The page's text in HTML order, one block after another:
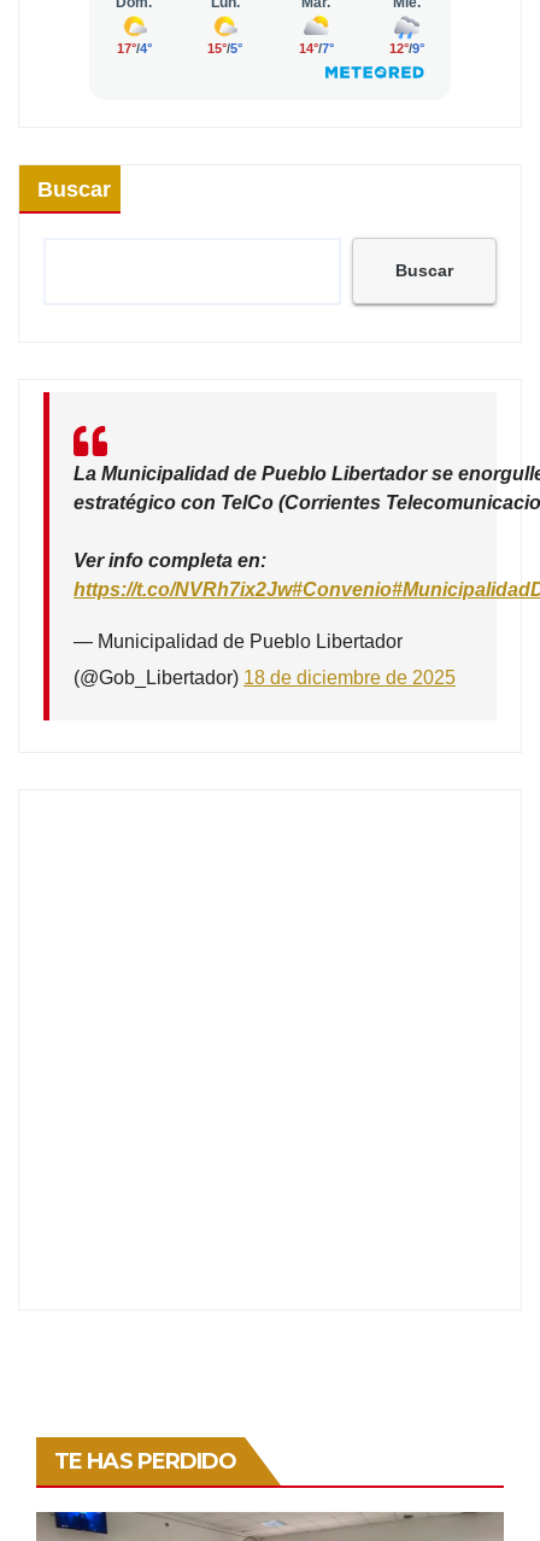
Buscar
Buscar
La Municipalidad de Pueblo Libertador se
estratégico con TelCo (Corrientes
Ver info completa en:
https://t.co/NVRh7ix2Jw#Convenio
— Municipalidad de Pueblo Libertador
(@Gob_Libertador) 18 de diciembre de 2025
TE HAS PERDIDO